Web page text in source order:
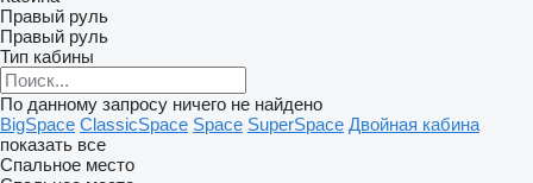
Правый руль
Правый руль
Тип кабины
По данному запросу ничего не найдено
BigSpace ClassicSpace Space SuperSpace Двойная кабина
показать все
Спальное место